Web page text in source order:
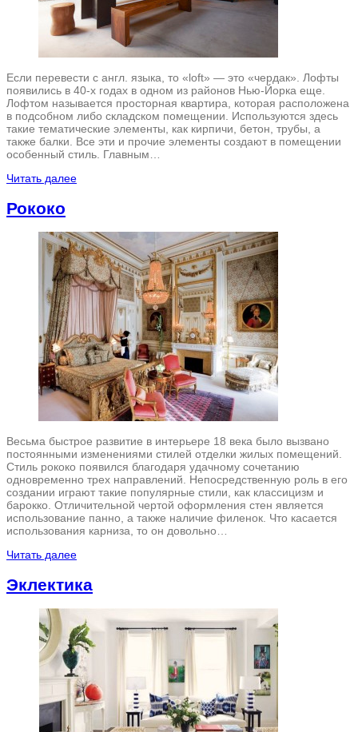
Если перевести с англ. языка, то «loft» — это «чердак». Лофты
появились в 40-х годах в одном из районов Нью-Йорка еще.
Лофтом называется просторная квартира, которая расположена
в подсобном либо складском помещении. Используются здесь
такие тематические элементы, как кирпичи, бетон, трубы, а
также балки. Все эти и прочие элементы создают в помещении
особенный стиль. Главным…
Читать далее
Рококо
Весьма быстрое развитие в интерьере 18 века было вызвано
постоянными изменениями стилей отделки жилых помещений.
Стиль рококо появился благодаря удачному сочетанию
одновременно трех направлений. Непосредственную роль в его
создании играют такие популярные стили, как классицизм и
барокко. Отличительной чертой оформления стен является
использование панно, а также наличие филенок. Что касается
использования карниза, то он довольно…
Читать далее
Эклектика